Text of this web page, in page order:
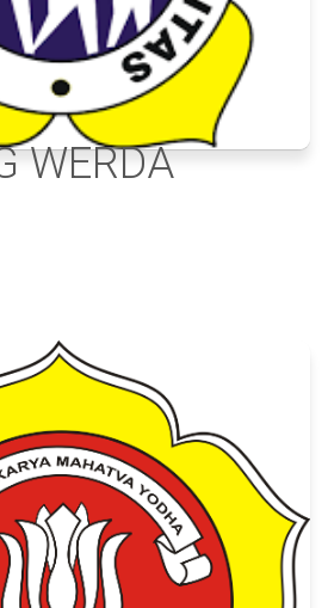
WERDA